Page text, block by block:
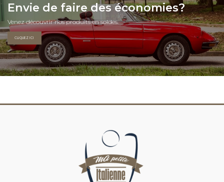
Envie de faire des économies?
Venez découvrir nos produits en soldes.
CLIQUEZ ICI